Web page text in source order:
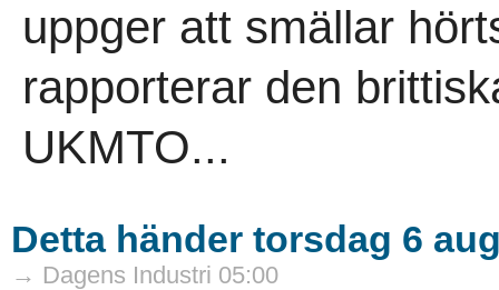
uppger att smällar
rapporterar den
UKMTO...
Detta händer torsdag 6
→ Dagens Industri 05:00